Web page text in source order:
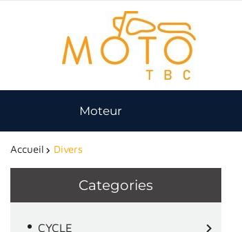
Moteur
Accueil Divers
Categories
CYCLE 